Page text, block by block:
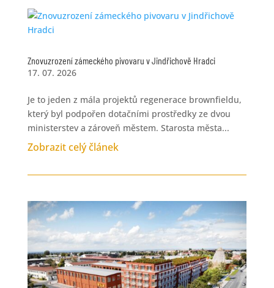
Znovuzrození zámeckého pivovaru v Jindřichově Hradci
17. 07. 2026
Je to jeden z mála projektů regenerace brownfieldu,
který byl podpořen dotačními prostředky ze dvou
ministerstev a zároveň městem. Starosta města...
Zobrazit celý článek